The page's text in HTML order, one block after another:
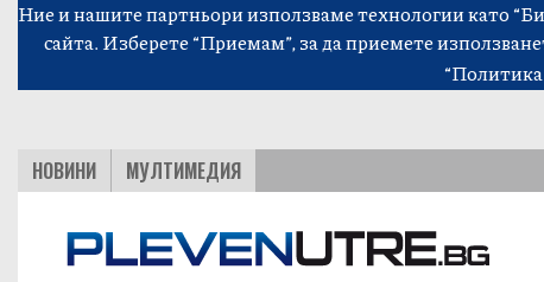
Ние и нашите партньори използваме технологии като
сайта. Изберете “Приемам”, за да приемете
НОВИНИ МУЛТИМЕДИЯ